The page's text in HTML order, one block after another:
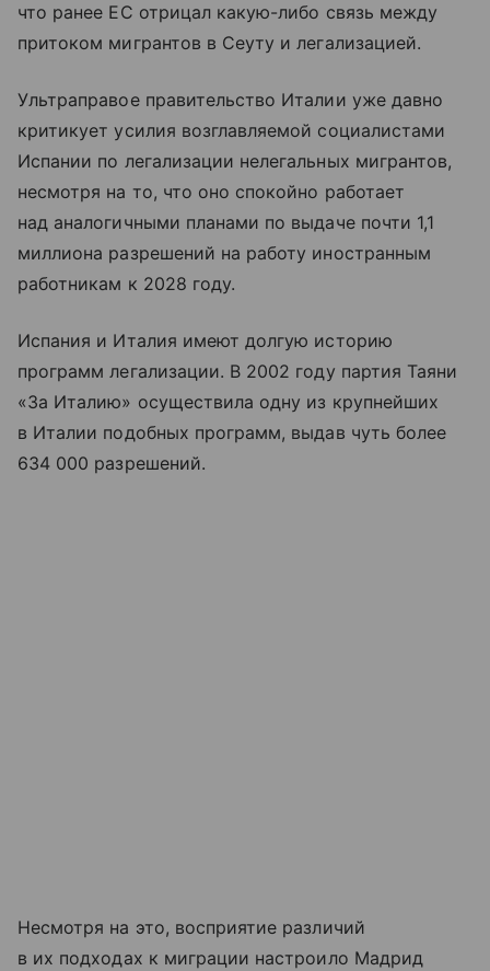
что ранее ЕС отрицал какую-либо связь между
притоком мигрантов в Сеуту и легализацией.
Ультраправое правительство Италии уже давно
критикует усилия возглавляемой социалистами
Испании по легализации нелегальных мигрантов,
несмотря на то, что оно спокойно работает
над аналогичными планами по выдаче почти 1,1
миллиона разрешений на работу иностранным
работникам к 2028 году.
Испания и Италия имеют долгую историю
программ легализации. В 2002 году партия Таяни
«За Италию» осуществила одну из крупнейших
в Италии подобных программ, выдав чуть более
634 000 разрешений.
Несмотря на это, восприятие различий
в их подходах к миграции настроило Мадрид